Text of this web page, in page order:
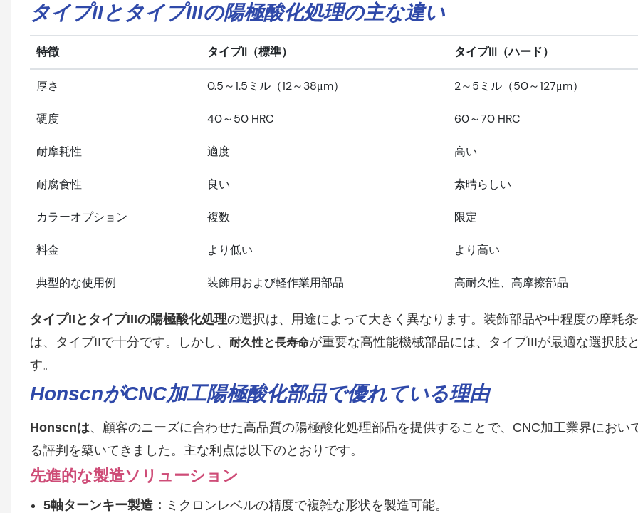
タイプIIとタイプIIIの陽極酸化処理の主な違い
特徴 タイプII（標準） タイプIII（ハード）
厚さ 0.5～1.5ミル（12～38μm） 2～5ミル（50～127μm）
硬度 40～50 HRC 60～70 HRC
耐摩耗性 適度 高い
耐腐食性 良い 素晴らしい
カラーオプション 複数 限定
料金 より低い より高い
典型的な使用例 装飾用および軽作業用部品 高耐久性、高摩擦部品
タイプIIとタイプIIIの陽極酸化処理の選択は、用途によって大きく異なります。装飾部品や中程度の摩耗
は、タイプIIで十分です。しかし、 耐久性と長寿命が重要な高性能機械部品には、タイプIIIが最適な選択肢
す。
HonscnがCNC加工陽極酸化部品で優れている理由
Honscnは、顧客のニーズに合わせた高品質の陽極酸化処理部品を提供することで、CNC加工業界におい
る評判を築いてきました。主な利点は以下のとおりです。
先進的な製造ソリューション
5軸ターンキー製造： ミクロンレベルの精度で複雑な形状を製造可能。